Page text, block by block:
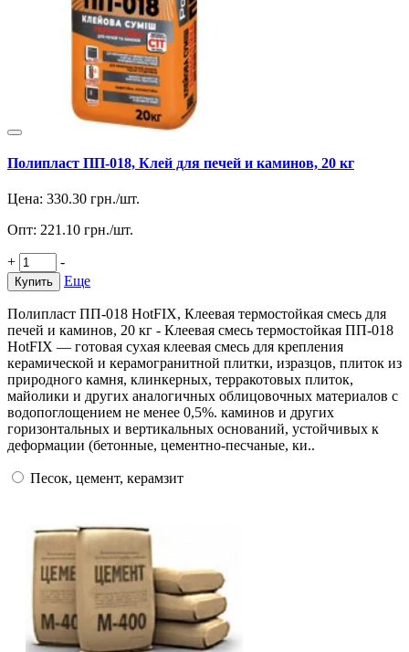
Полипласт ПП-018, Клей для печей и каминов, 20 кг
Цена: 330.30 грн./шт.
Опт: 221.10 грн./шт.
+ -
Купить Еще
Полипласт ПП-018 HotFIX, Клеевая термостойкая смесь для
печей и каминов, 20 кг - Клеевая смесь термостойкая ПП-018
HotFIX — готовая сухая клеевая смесь для крепления
керамической и керамогранитной плитки, изразцов, плиток из
природного камня, клинкерных, терракотовых плиток,
майолики и других аналогичных облицовочных материалов с
водопоглощением не менее 0,5%. каминов и других
горизонтальных и вертикальных оснований, устойчивых к
деформации (бетонные, цементно-песчаные, ки..
Песок, цемент, керамзит